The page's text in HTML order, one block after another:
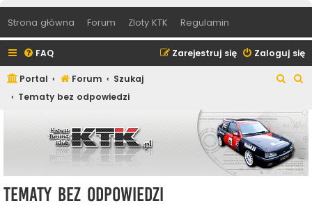
Strona główna Forum Zloty KTK Regulamin
FAQ Zaloguj się
Zarejestruj się
Portal Forum
Szukaj
Tematy bez odpowiedzi
u
k
a
u
k
a
j
Tematy bez odpowiedzi